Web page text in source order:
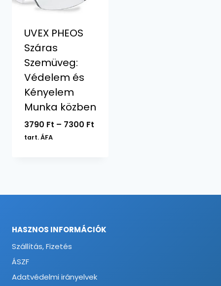
UVEX PHEOS
Száras
Szemüveg:
Védelem és
Kényelem
Munka közben
3790 Ft – 7300 FtÁrtartomány:
tart. ÁFA
HASZNOS INFORMÁCIÓK
Szállítás, Fizetés
ÁSZF
Adatvédelmi irányelvek